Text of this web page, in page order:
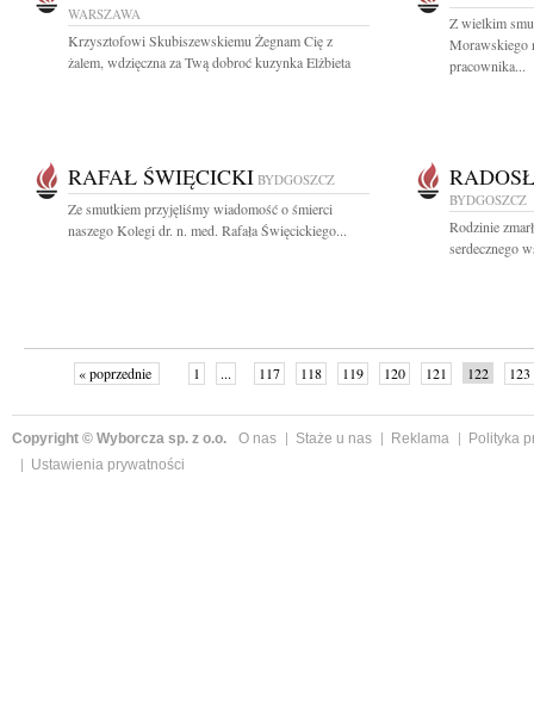
WARSZAWA
Krzysztofowi Skubiszewskiemu Żegnam Cię z
żalem, wdzięczna za Twą dobroć kuzynka Elżbieta
Z wielkim
Morawskiego
pracownika...
RAFAŁ ŚWIĘCICKI BYDGOSZCZ
Ze smutkiem przyjęliśmy wiadomość o śmierci
naszego Kolegi dr. n. med. Rafała Święcickiego...
BYDGOSZCZ
Rodzinie
serdecznego
« poprzednie 1 ... 117 118 119 120 121 122 123
Copyright © Wyborcza sp. z o.o. O nas Staże u nas Reklama
Polityka
Ustawienia prywatności